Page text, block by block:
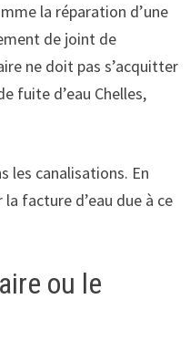
la réparation d’une
de joint de
ne doit pas s’acquitter
fuite d’eau Chelles,
les canalisations. En
facture d’eau due à ce
ou le